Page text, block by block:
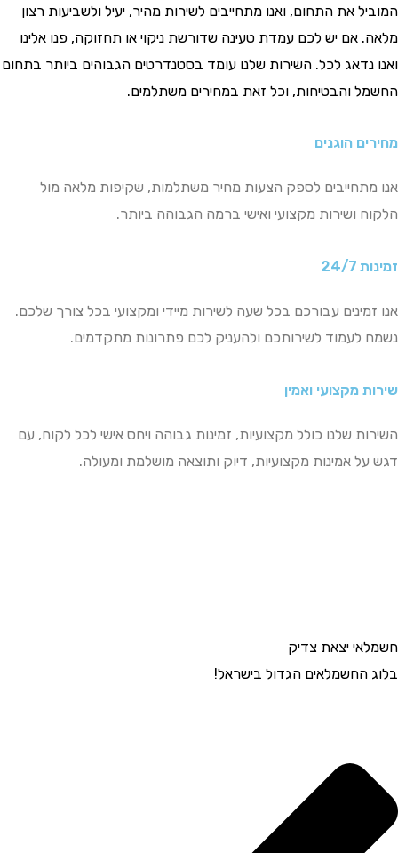
המוביל את התחום, ואנו מתחייבים לשירות מהיר, יעיל ולשביעות רצון
מלאה. אם יש לכם עמדת טעינה שדורשת ניקוי או תחזוקה, פנו אלינו
ואנו נדאג לכל. השירות שלנו עומד בסטנדרטים הגבוהים ביותר בתחום
החשמל והבטיחות, וכל זאת במחירים משתלמים.
מחירים הוגנים
אנו מתחייבים לספק הצעות מחיר משתלמות, שקיפות מלאה מול
הלקוח ושירות מקצועי ואישי ברמה הגבוהה ביותר.
זמינות 24/7
אנו זמינים עבורכם בכל שעה לשירות מיידי ומקצועי בכל צורך שלכם.
נשמח לעמוד לשירותכם ולהעניק לכם פתרונות מתקדמים.
שירות מקצועי ואמין
השירות שלנו כולל מקצועיות, זמינות גבוהה ויחס אישי לכל לקוח, עם
דגש על אמינות מקצועיות, דיוק ותוצאה מושלמת ומעולה.
חשמלאי יצאת צדיק
בלוג החשמלאים הגדול בישראל!